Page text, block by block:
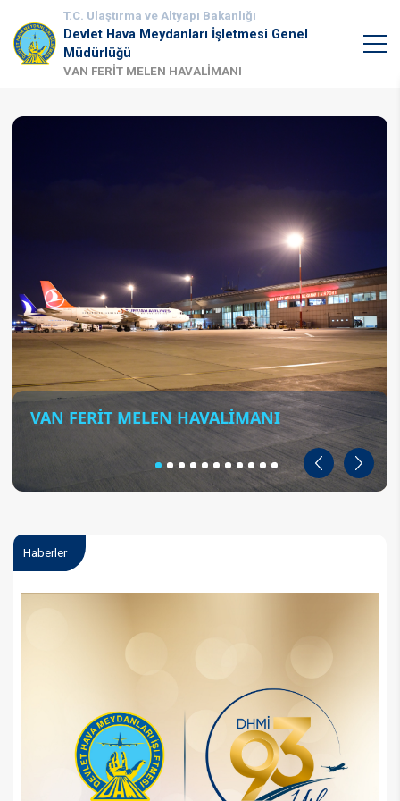
T.C. Ulaştırma ve Altyapı Bakanlığı
Devlet Hava Meydanları İşletmesi Genel
Müdürlüğü
VAN FERİT MELEN HAVALİMANI
VAN FERİT MELEN HAVALİMANI
Geri İleri
Haberler